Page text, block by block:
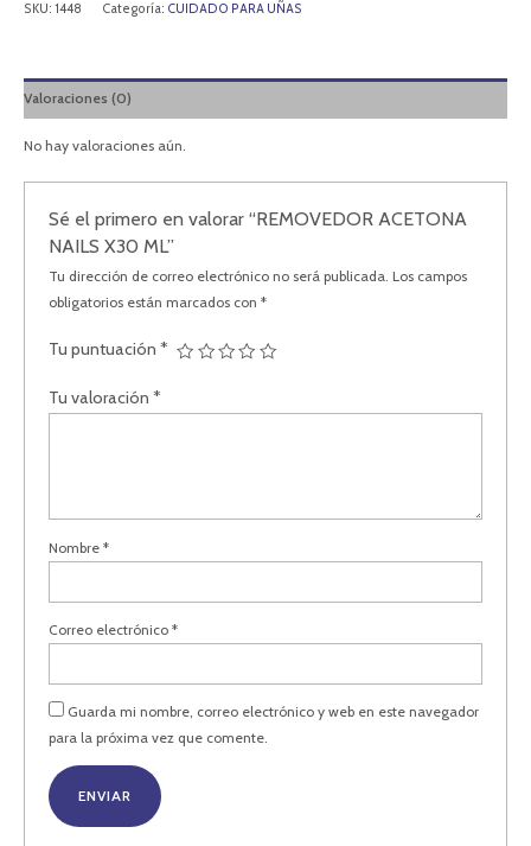
SKU: 1448 Categoría: CUIDADO PARA UÑAS
Valoraciones (0)
No hay valoraciones aún.
Sé el primero en valorar “REMOVEDOR ACETONA
NAILS X30 ML”
Tu dirección de correo electrónico no será publicada. Los campos
obligatorios están marcados con*
Tu puntuación*
Tu valoración*
Nombre*
Correo electrónico*
Guarda mi nombre, correo electrónico y web en este navegador
para la próxima vez que comente.